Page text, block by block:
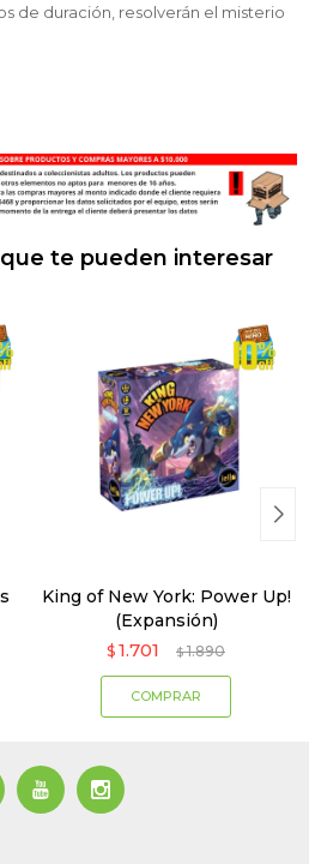
de duración, resolverán el misterio
te pueden interesar
King of New York: Power Up!
(Expansión)
$ 1.701 $ 1.890
 